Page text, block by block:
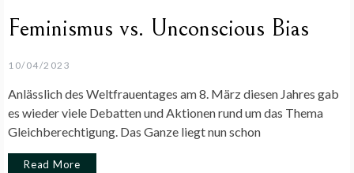
Feminismus vs. Unconscious Bias
10/04/2023
Anlässlich des Weltfrauentages am 8. März diesen Jahres gab
es wieder viele Debatten und Aktionen rund um das Thema
Gleichberechtigung. Das Ganze liegt nun schon
Read More